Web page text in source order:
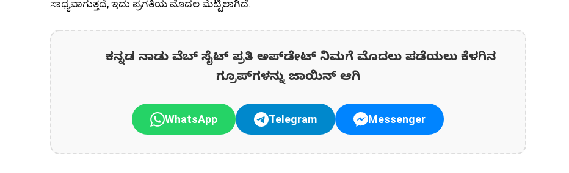
ಸಾಧ್ಯವಾಗುತ್ತದೆ, ಇದು ಪ್ರಗತಿಯ ಮೊದಲ ಮೆಟ್ಟಿಲಾಗಿದೆ.
ಕನ್ನಡ ನಾಡು ವೆಬ್ ಸೈಟ್ ಪ್ರತಿ ಅಪ್‌ಡೇಟ್‌ ನಿಮಗೆ ಮೊದಲು ಪಡೆಯಲು ಕೆಳಗಿನ
ಗ್ರೂಪ್‌ಗಳನ್ನು ಜಾಯಿನ್ ಆಗಿ
WhatsApp Telegram Messenger